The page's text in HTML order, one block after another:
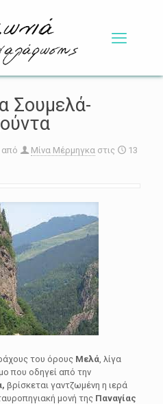
Σουμελά-
από Μίνα Μέρμηγκα στις
13
του όρους Μελά, λίγα
που οδηγεί από την
βρίσκεται γαντζωμένη η ιερά
μονή της Παναγίας